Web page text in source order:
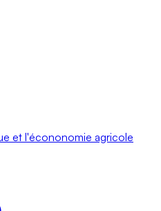
et l'écononomie agricole